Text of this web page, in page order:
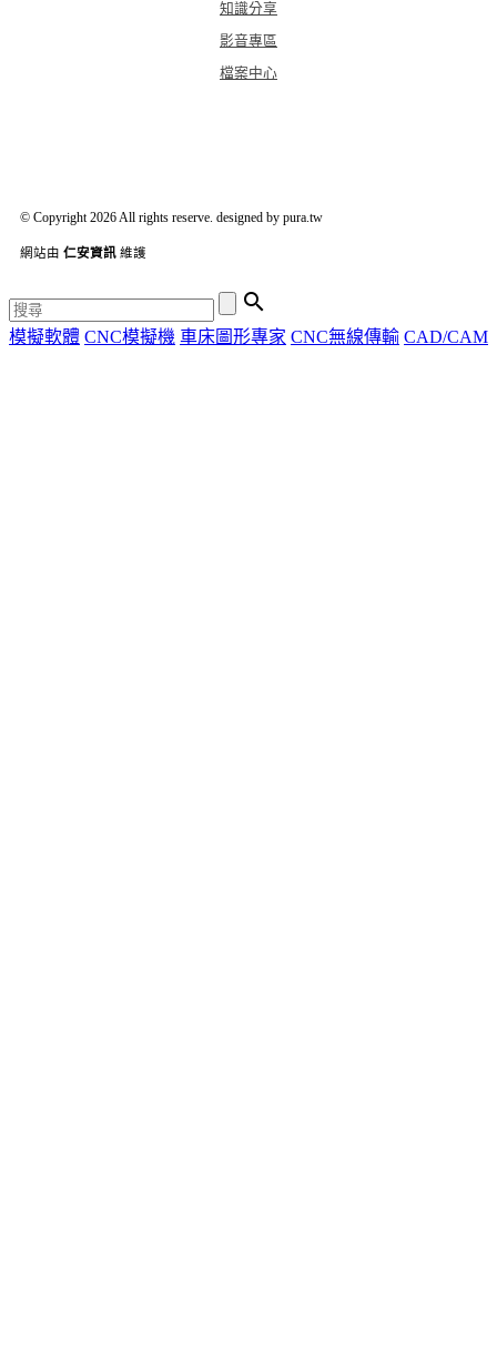
知識分享
影音專區
檔案中心
© Copyright 2026 All rights reserve. designed by pura.tw
網站由 仁安資訊 維護

模擬軟體 CNC模擬機 車床圖形專家 CNC無線傳輸 CAD/CAM